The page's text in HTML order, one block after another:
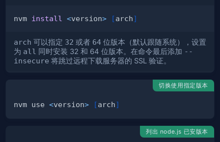
nvm install <version> [arch]
arch 可以指定 32 或者 64 位版本（默认跟随系统），设置
为 all 同时安装 32 和 64 位版本。在命令最后添加 --
insecure 将跳过远程下载服务器的 SSL 验证。
切换使用指定版本
nvm use <version> [arch]
列出 node.js 已安版本